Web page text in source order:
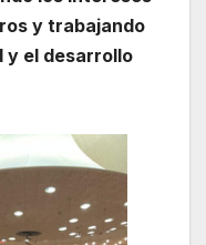
y trabajando
y el desarrollo